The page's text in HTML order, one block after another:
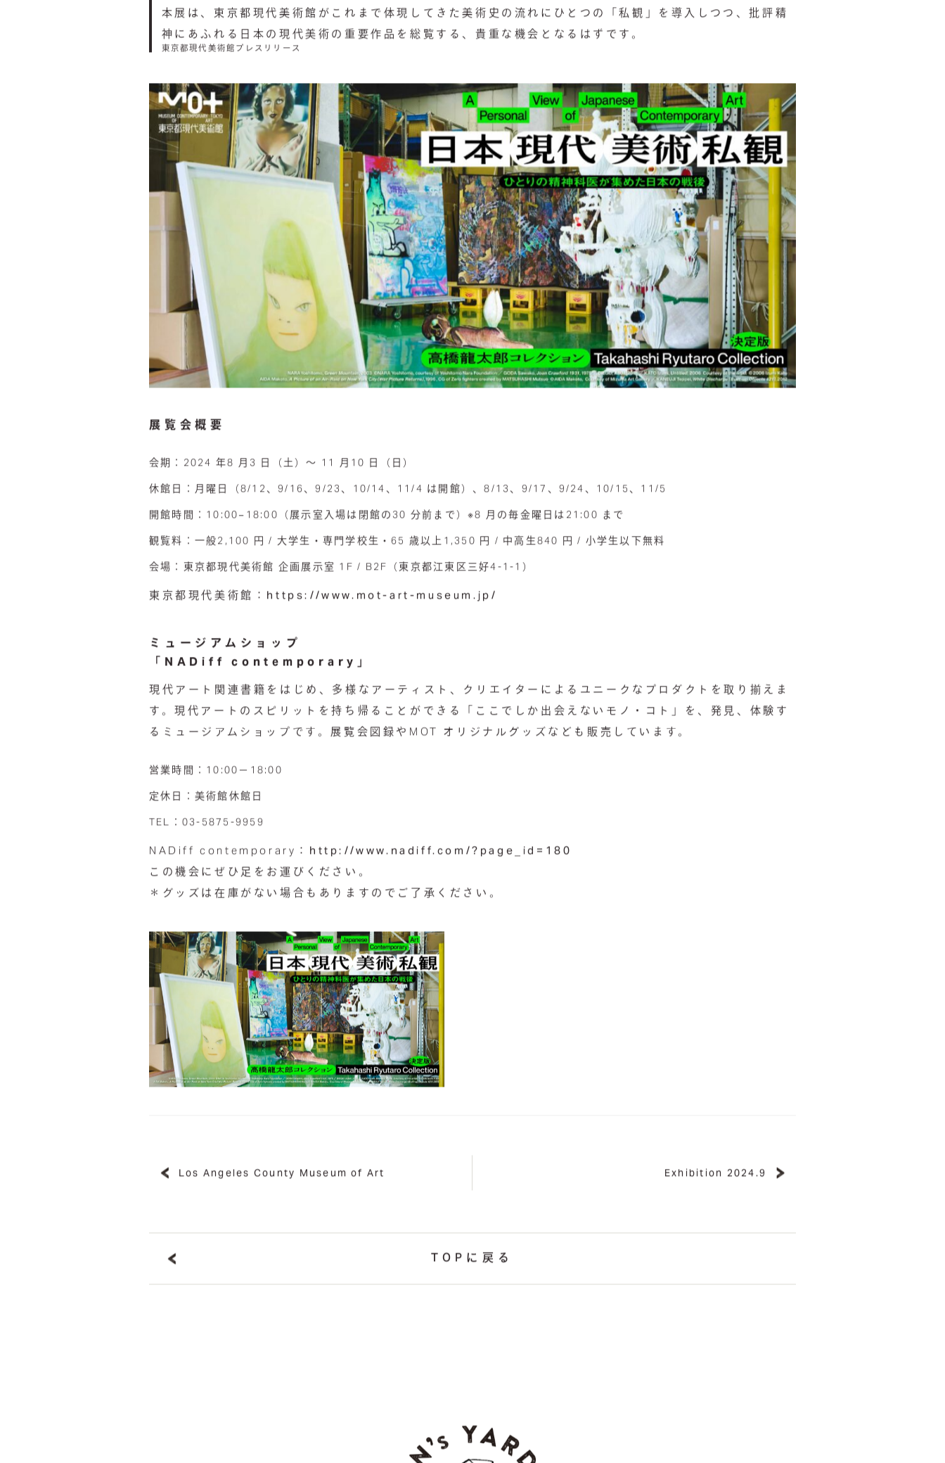
本展は、東京都現代美術館がこれまで体現してきた美術史の流れにひとつの「私観」を導入しつつ、批評精
神にあふれる日本の現代美術の重要作品を総覧する、貴重な機会となるはずです。
東京都現代美術館プレスリリース
展覧会概要
会期：2024 年8 月3 日（土）～ 11 月10 日（日）
休館日：月曜日（8/12、9/16、9/23、10/14、11/4 は開館）、8/13、9/17、9/24、10/15、11/5
開館時間：10:00−18:00（展示室入場は閉館の30 分前まで）※8 月の毎金曜日は21:00 まで
観覧料：一般2,100 円 / 大学生・専門学校生・65 歳以上1,350 円 / 中高生840 円 / 小学生以下無料
会場：東京都現代美術館 企画展示室 1F / B2F（東京都江東区三好4-1-1）
東京都現代美術館： https://www.mot-art-museum.jp/
ミュージアムショップ
「NADiff contemporary」
現代アート関連書籍をはじめ、多様なアーティスト、クリエイターによるユニークなプロダクトを取り揃えま
す。現代アートのスピリットを持ち帰ることができる「ここでしか出会えないモノ・コト」を、発見、体験す
るミュージアムショップです。展覧会図録やMOT オリジナルグッズなども販売しています。
営業時間：10:00－18:00
定休日： 美術館休館日
TEL：03-5875-9959
NADiff contemporary： http://www.nadiff.com/?page_id=180
この機会にぜひ足をお運びください。
＊グッズは在庫がない場合もありますのでご了承ください。
Los Angeles County Museum of Art Exhibition 2024.9
TOPに戻る